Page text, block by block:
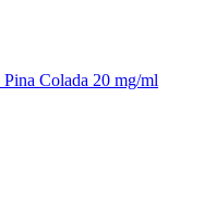
Colada 20 mg/ml